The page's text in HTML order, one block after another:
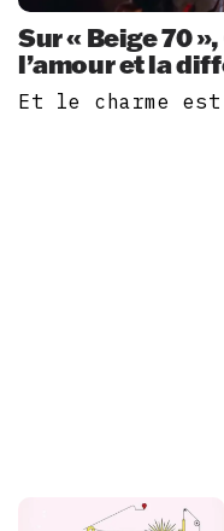
Sur « Beige 70
l’amour et la
Et le charme